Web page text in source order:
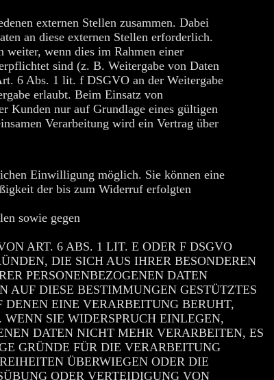
externen Stellen zusammen. Dabei
an diese externen Stellen erforderlich.
weiter, wenn dies im Rahmen einer
sind (z. B. Weitergabe von Daten
6 Abs. 1 lit. f DSGVO an der Weitergabe
erlaubt. Beim Einsatz von
Kunden nur auf Grundlage eines gültigen
Verarbeitung wird ein Vertrag über
Einwilligung möglich. Sie können eine
der bis zum Widerruf erfolgten
sowie gegen
ART. 6 ABS. 1 LIT. E ODER F DSGVO
DIE SICH AUS IHRER BESONDEREN
PERSONENBEZOGENEN DATEN
AUF DIESE BESTIMMUNGEN GESTÜTZTES
EINE VERARBEITUNG BERUHT,
SIE WIDERSPRUCH EINLEGEN,
DATEN NICHT MEHR VERARBEITEN, ES
GRÜNDE FÜR DIE VERARBEITUNG
ÜBERWIEGEN ODER DIE
ODER VERTEIDIGUNG VON